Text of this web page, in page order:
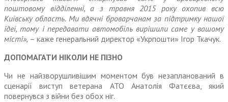
поштовому відділенні, а з травня 2015 року охопив всю
Київську область. Ми вдячні броварчанам за підтримку нашої
ідеї, тому і передавати автомобіль вирішили саме у вашому
місті», – каже генеральний директор «Укрпошти» Ігор Ткачук.
ДОПОМАГАТИ НІКОЛИ НЕ ПІЗНО
Чи не найзворушливішим моментом був незапланований в
сценарії виступ ветерана АТО Анатолія Фатєєва, який
повернувся з війни без обох ніг.